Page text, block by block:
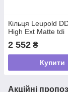
Кільця Leupold
High Ext Matte tdi
2 552 ₴
Купити
Акційні